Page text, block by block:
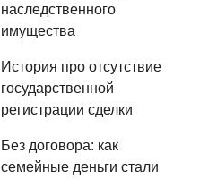
наследственного
имущества
История про отсутствие
государственной
регистрации сделки
Без договора: как
семейные деньги стали